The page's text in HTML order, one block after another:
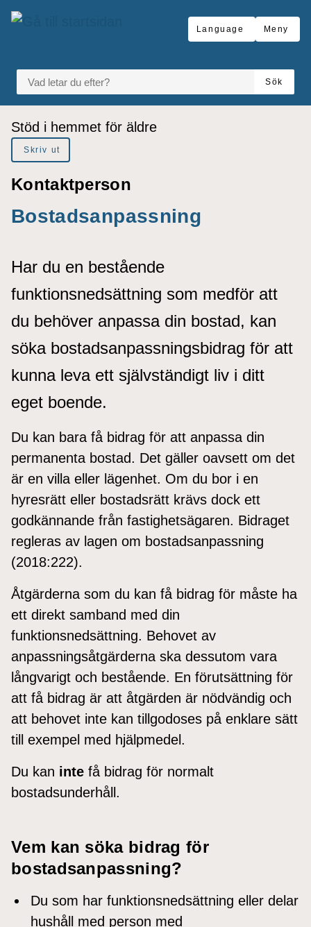
Gå till innehåll
till sidomeny
Language Meny
VAD LETAR DU EFTER?
Sök
Du är här:
Stöd i hemmet för äldre
Skriv ut
Kontaktperson
Bostadsanpassning
Har du en bestående
funktionsnedsättning som medför att
du behöver anpassa din bostad, kan
söka bostadsanpassningsbidrag för att
kunna leva ett självständigt liv i ditt
eget boende.
Du kan bara få bidrag för att anpassa din
permanenta bostad. Det gäller oavsett om det
är en villa eller lägenhet. Om du bor i en
hyresrätt eller bostadsrätt krävs dock ett
godkännande från fastighetsägaren. Bidraget
regleras av lagen om bostadsanpassning
(2018:222).
Åtgärderna som du kan få bidrag för måste ha
ett direkt samband med din
funktionsnedsättning. Behovet av
anpassningsåtgärderna ska dessutom vara
långvarigt och bestående. En förutsättning för
att få bidrag är att åtgärden är nödvändig och
att behovet inte kan tillgodoses på enklare sätt
till exempel med hjälpmedel.
Du kan inte få bidrag för normalt
bostadsunderhåll.
Vem kan söka bidrag för
bostadsanpassning?
Du som har funktionsnedsättning eller delar
hushåll med person med